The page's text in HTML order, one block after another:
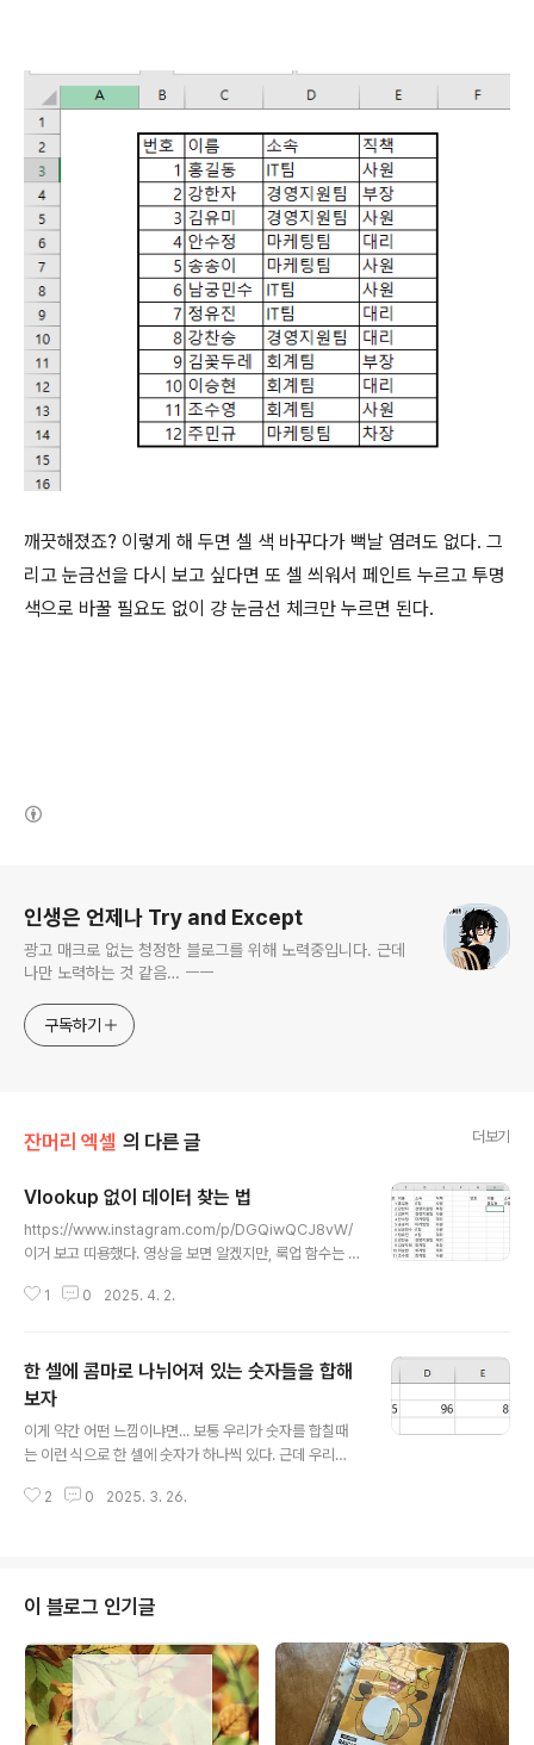
깨끗해졌죠? 이렇게 해 두면 셀 색 바꾸다가 뻑날 염려도 없다. 그
리고 눈금선을 다시 보고 싶다면 또 셀 씌워서 페인트 누르고 투명
색으로 바꿀 필요도 없이 걍 눈금선 체크만 누르면 된다.
인생은 언제나 Try and Except
광고 매크로 없는 청정한 블로그를 위해 노력중입니다. 근데
나만 노력하는 것 같음… ㅡㅡ
구독하기
잔머리 엑셀 의 다른 글 더보기
Vlookup 없이 데이터 찾는 법
https://www.instagram.com/p/DGQiwQCJ8vW/
이거 보고 띠용했다. 영상을 보면 알겠지만, 룩업 함수는 찾
해 오른쪽 표에서 VLOOKUP 함수로 소속과 직책을 찾은
요? VLOOKUP 함수를 이용해서 이름으로 홍길동씨 번
호를 찾아달라고 하면 못 찾는다. 공식에서도 조회 값은 항
상 VLOOKUP이 제대로 작동하는 범위에서 첫 번째 열에
있어야 한다는 것을 기억해 두세요. 라고 못박아뒀다. 그러
오는 사태가 터지게 된다. 번호를 찾아야 할 일이 없다고?
1 0 2025. 4. 2.
한 셀에 콤마로 나뉘어져 있는 숫자들을 합해
보자
이게 약간 어떤 느낌이냐면... 보통 우리가 숫자를 합칠때
는 이런 식으로 한 셀에 숫자가 하나씩 있다. 근데 우리
다. 이거 이 상태로는 SUM함수 안 먹히니까 쟤를 분리해
lit 앞에 --를 붙여서 =SUM(--TEXTSPLIT(B2,","))
를 쳐 주자. 그러면 합계가 정상적으로 계산되니까 이
거 걍 자동 채우기로 쭈루룩 드래그하면 된다. 당신이 Offi
ce 365를 쓴다면 이거 하나면 땡이다. 하지만 이전 버전
을 쓰고 있다면...? Office 365 ..
2 0 2025. 3. 26.
이 블로그 인기글